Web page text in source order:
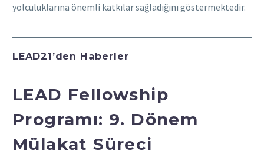
yolculuklarına önemli katkılar sağladığını göstermektedir.
LEAD21’den Haberler
LEAD Fellowship
Programı: 9. Dönem
Mülakat Süreci